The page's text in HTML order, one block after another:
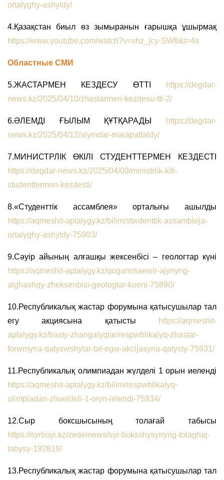
ortalyghy-ashyldy/
4.Қазақстан биыл өз зымыранын ғарышқа ұшырмақ
https://www.youtube.com/watch?v=shz_jcy-SW8&t=4s
Областные СМИ
5.ЖАСТАРМЕН КЕЗДЕСУ ӨТТІ
https://degdar-
news.kz/2025/04/10/zhastarmen-kezdesu-tti-2/
6.ӘЛЕМДІ ҒЫЛЫМ ҚҰТҚАРАДЫ
https://degdar-
news.kz/2025/04/12/alymdar-marapattaldy/
7.МИНИСТРЛІК ӨКІЛІ СТУДЕНТТЕРМЕН КЕЗДЕСТІ
https://degdar-news.kz/2025/04/09/ministrlik-kili-
studenttermen-kezdesti/
8.«Студенттік ассамблея» орталығы ашылды
https://aqmeshit-aptalygy.kz/bilim/stwdenttik-assambleja-
ortalyghy-ashyldy-75903/
9.Сәуір айының алғашқы жексенбісі – геологтар күні
https://aqmeshit-aptalygy.kz/qogam/saewir-ajynyng-
alghashqy-zheksenbisi-geologtar-kueni-75890/
10.Республикалық жастар форумына қатысушылар тал
егу акциясына қатысты
https://aqmeshit-
aptalygy.kz/basty-zhangalyqtar/respwblikalyq-zhastar-
forwmyna-qatyswshylar-tal-egw-akcijasyna-qatysty-75931/
11.Республикалық олимпиадан жүлделі 1 орын иеленді
https://aqmeshit-aptalygy.kz/bilim/respwblikalyq-
olimpiadan-zhueldeli-1-oryn-ielendi-75934/
12.Сыр боксшысының толағай табысы
https://syrboyi.kz/zedelnews/syr-boksshysynyng-tolaghaj-
tabysy-192819/
13.Республикалық жастар форумына қатысушылар тал